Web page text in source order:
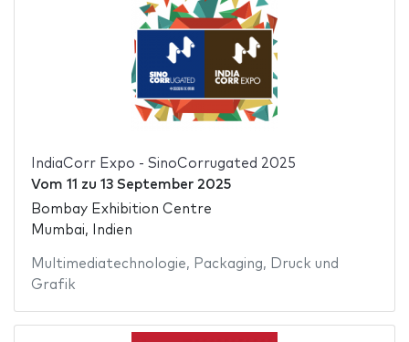
IndiaCorr Expo - SinoCorrugated 2025
Vom 11 zu 13 September 2025
Bombay Exhibition Centre
Mumbai, Indien
Multimediatechnologie, Packaging,
Druck und
Grafik